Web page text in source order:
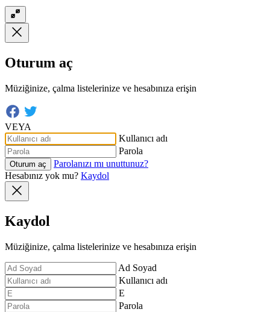
Oturum aç
Müziğinize, çalma listelerinize ve hesabınıza erişin
VEYA
Kullanıcı adı
Parola
Oturum aç
Parolanızı mı unuttunuz?
Hesabınız yok mu? Kaydol
Kaydol
Müziğinize, çalma listelerinize ve hesabınıza erişin
Ad Soyad
Kullanıcı adı
E
Parola